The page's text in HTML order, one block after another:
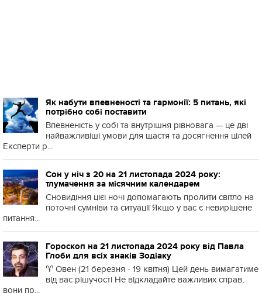
Як набути впевненості та гармонії: 5 питань, які
потрібно собі поставити
Впевненість у собі та внутрішня рівновага — це дві
найважливіші умови для щастя та досягнення цілей
Експерти р...
Сон у ніч з 20 на 21 листопада 2024 року:
тлумачення за місячним календарем
Сновидіння цієї ночі допомагають пролити світло на
поточні сумніви та ситуації Якщо у вас є невирішене
питання...
Гороскоп на 21 листопада 2024 року від Павла
Глоби для всіх знаків Зодіаку
♈️ Овен (21 березня - 19 квітня) Цей день вимагатиме
від вас рішучості Не відкладайте важливих справ,
вони пр...